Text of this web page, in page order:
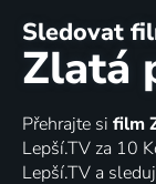
Sledovat
Zlatá
Přehrajte si film
Lepší.TV za 10
Lepší.TV a